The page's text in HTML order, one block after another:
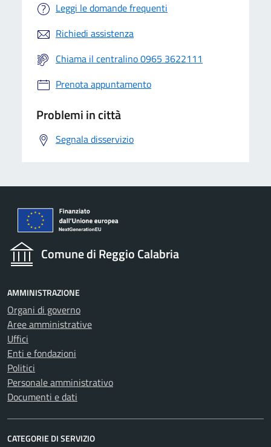
Leggi le domande frequenti
Richiedi assistenza
Chiama il centralino 0965 3622111
Prenota appuntamento
Problemi in città
Segnala disservizio
Comune di Reggio Calabria
AMMINISTRAZIONE
Organi di governo
Aree amministrative
Uffici
Enti e fondazioni
Politici
Personale amministrativo
Documenti e dati
CATEGORIE DI SERVIZIO